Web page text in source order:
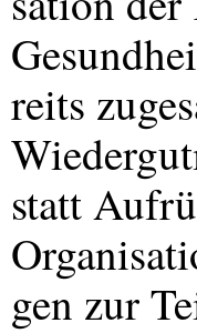
reits
statt
gen zur